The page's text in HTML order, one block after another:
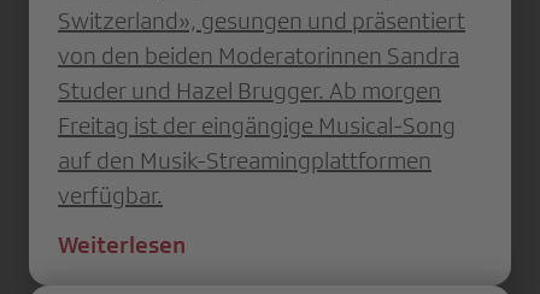
Switzerland», gesungen und präsentiert
von den beiden Moderatorinnen Sandra
Studer und Hazel Brugger. Ab morgen
Freitag ist der eingängige Musical-Song
auf den Musik-Streamingplattformen
verfügbar.
Weiterlesen